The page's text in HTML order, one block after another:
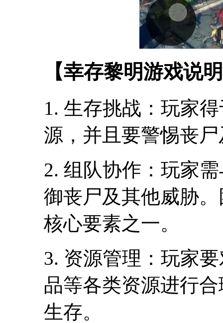
【幸存黎明游戏说
1. 生存挑战：玩家
源，并且要警惕丧
2. 组队协作：玩家
御丧尸及其他威胁
核心要素之一。
3. 资源管理：玩家
品等各类资源进行
生存。